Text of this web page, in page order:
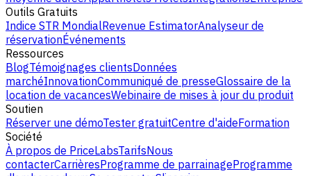
Outils Gratuits
Indice STR MondialRevenue EstimatorAnalyseur de
réservationÉvénements
Ressources
BlogTémoignages clientsDonnées
marchéInnovationCommuniqué de presseGlossaire de la
location de vacancesWebinaire de mises à jour du produit
Soutien
Réserver une démoTester gratuitCentre d'aideFormation
Société
À propos de PriceLabsTarifsNous
contacterCarrièresProgramme de parrainageProgramme